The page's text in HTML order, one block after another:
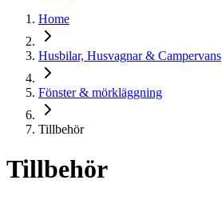
Home
Husbilar, Husvagnar & Campervans
Fönster & mörkläggning
Tillbehör
Tillbehör